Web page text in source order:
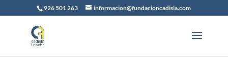
926 501 263 informacion@fundacioncadisla.com